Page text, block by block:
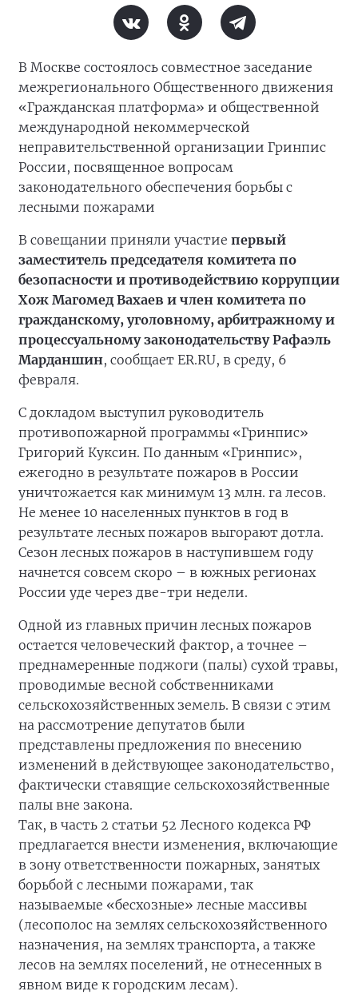
В Москве состоялось совместное заседание
межрегионального Общественного движения
«Гражданская платформа» и общественной
международной некоммерческой
неправительственной организации Гринпис
России, посвященное вопросам
законодательного обеспечения борьбы с
лесными пожарами
В совещании приняли участие первый
заместитель председателя комитета по
безопасности и противодействию коррупции
Хож Магомед Вахаев и член комитета по
гражданскому, уголовному, арбитражному и
процессуальному законодательству Рафаэль
Марданшин, сообщает ER.RU, в среду, 6
февраля.
С докладом выступил руководитель
противопожарной программы «Гринпис»
Григорий Куксин. По данным «Гринпис»,
ежегодно в результате пожаров в России
уничтожается как минимум 13 млн. га лесов.
Не менее 10 населенных пунктов в год в
результате лесных пожаров выгорают дотла.
Сезон лесных пожаров в наступившем году
начнется совсем скоро – в южных регионах
России уде через две-три недели.
Одной из главных причин лесных пожаров
остается человеческий фактор, а точнее –
преднамеренные поджоги (палы) сухой травы,
проводимые весной собственниками
сельскохозяйственных земель. В связи с этим
на рассмотрение депутатов были
представлены предложения по внесению
изменений в действующее законодательство,
фактически ставящие сельскохозяйственные
палы вне закона.
Так, в часть 2 статьи 52 Лесного кодекса РФ
предлагается внести изменения, включающие
в зону ответственности пожарных, занятых
борьбой с лесными пожарами, так
называемые «бесхозные» лесные массивы
(лесополос на землях сельскохозяйственного
назначения, на землях транспорта, а также
лесов на землях поселений, не отнесенных в
явном виде к городским лесам).